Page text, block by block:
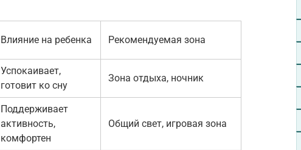
Влияние на ребенка Рекомендуемая зона
Успокаивает,
готовит ко сну
Зона отдыха, ночник
Поддерживает
активность,
комфортен
Общий свет, игровая зона